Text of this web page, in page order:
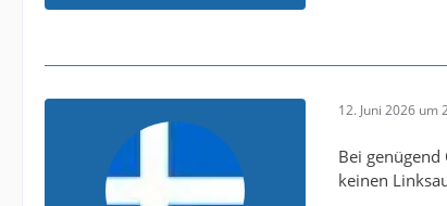
12. Juni 2026 um
Bei
keinen